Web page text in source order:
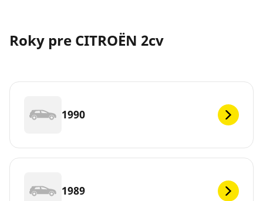
Roky pre CITROËN 2cv
1990
1989